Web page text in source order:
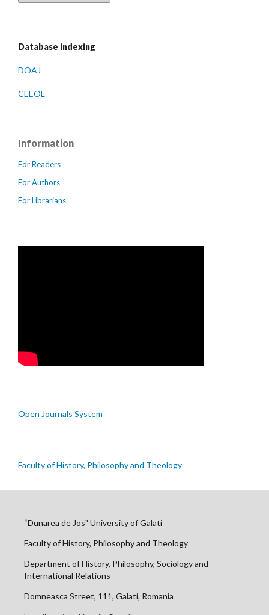
Database indexing
DOAJ
CEEOL
Information
For Readers
For Authors
For Librarians
Open Journals System
Faculty of History, Philosophy and Theology
“Dunarea de Jos" University of Galati
Faculty of History, Philosophy and Theology
Department of History, Philosophy, Sociology and
International Relations
Domneasca Street, 111, Galati, Romania